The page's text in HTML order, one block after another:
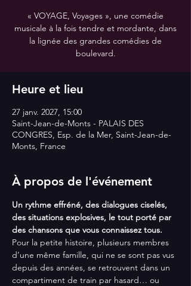
« VOYAGE, Voyages », une comédie
musicale à la fois tendre et mordante, dans
la lignée des grandes comédies de
boulevard.
Heure et lieu
27 janv. 2027, 15:00
Saint-Jean-de-Monts - PALAIS DES
CONGRES, Esp. de la Mer, Saint-Jean-de-
Monts, France
À propos de l'événement
Un rythme effréné, des dialogues ciselés,
des situations explosives, le tout porté par
des chansons que vous connaissez tous.
Pour la petite histoire, plusieurs membres
d’une même famille, qui ne se sont pas vus
depuis des années, se retrouvent dans un
compartiment de train par hasard… ou